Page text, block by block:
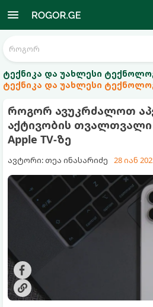
ტექნიკა და უახლესი
ტექნიკა და უახლესი
როგორ ავუკრძალოთ
აქტივობის თვალთვალი
Apple TV-ზე
ავტორი: თეა ინასარიძე 28 იან